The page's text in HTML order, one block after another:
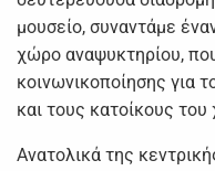
μουσείο, συναντάμε
χώρο αναψυκτηρίου,
κοινωνικοποίησης για
και τους κατοίκους του
Ανατολικά της